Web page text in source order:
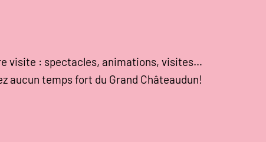
visite : spectacles, animations, visites…
aucun temps fort du Grand Châteaudun!